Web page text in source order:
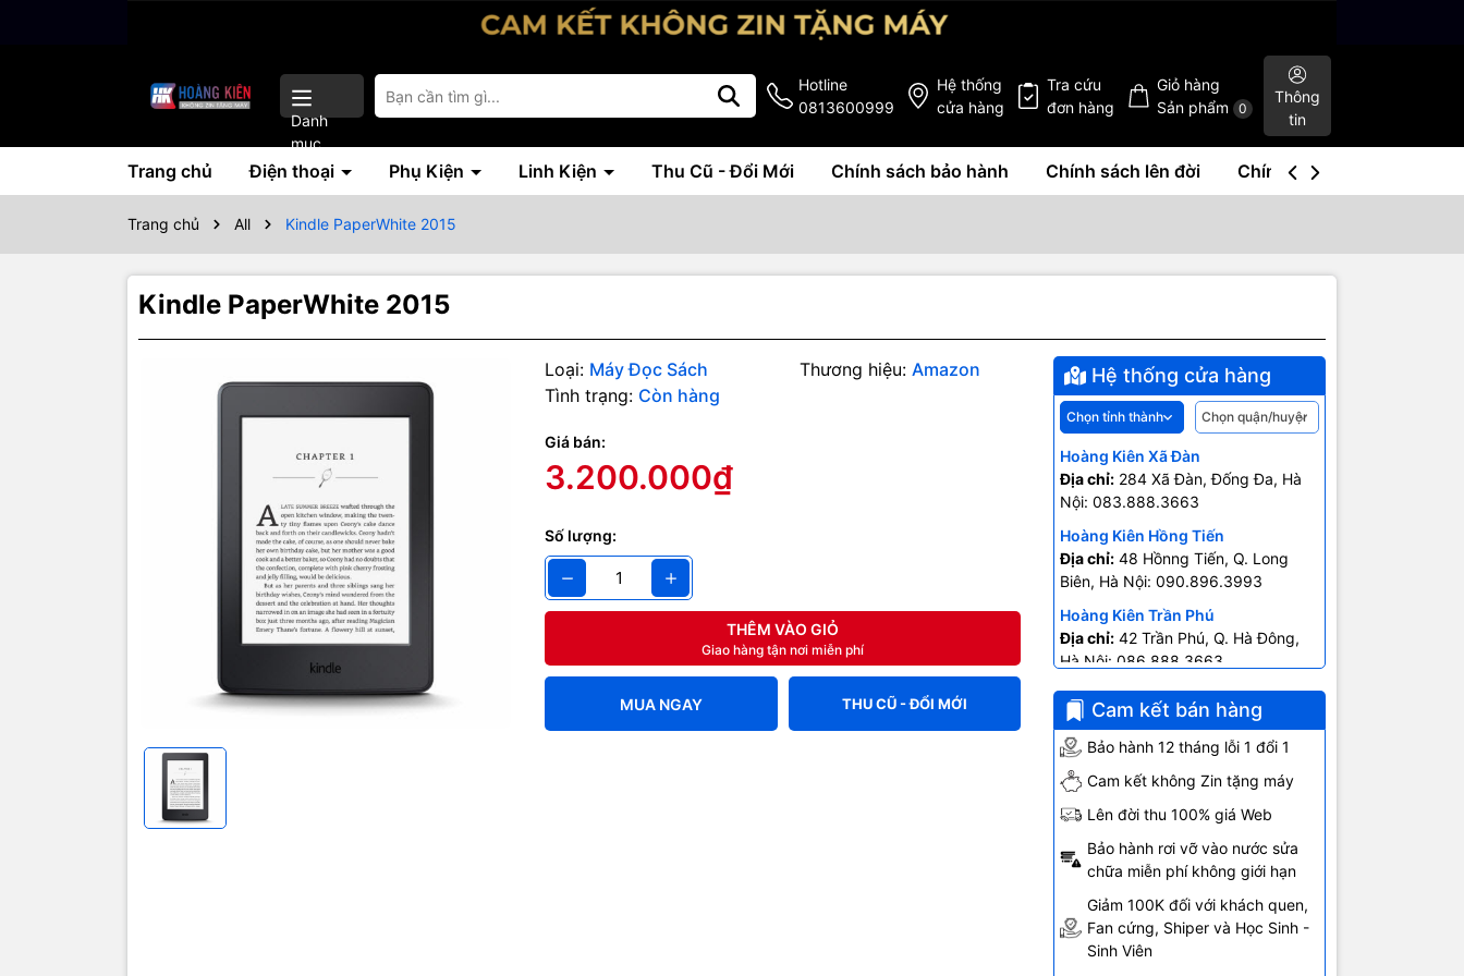
Danh
mục
Hotline
0813600999
Hệ thống
cửa hàng
Tra cứu
đơn hàng
Giỏ hàng
Sản phẩm
0
Thông
tin
Trang chủ Điện thoại Phụ Kiện Linh Kiện Thu Cũ - Đổi Mới Chính sách bảo hành Chính sách lên đời Chính sách mua lại
Trang chủ All Kindle PaperWhite 2015
Kindle PaperWhite 2015
Loại: Máy Đọc Sách Thương hiệu: Amazon
Tình trạng: Còn hàng
Giá bán:
3.200.000₫
Số lượng:
THÊM VÀO GIỎ
Giao hàng tận nơi miễn phí
MUA NGAY THU CŨ - ĐỔI MỚI
Hệ thống cửa hàng
Hoàng Kiên Xã Đàn
Địa chỉ:284 Xã Đàn, Đống Đa, Hà
Nội: 083.888.3663
Hoàng Kiên Hồng Tiến
Địa chỉ:48 Hồnng Tiến, Q. Long
Biên, Hà Nội: 090.896.3993
Hoàng Kiên Trần Phú
Địa chỉ:42 Trần Phú, Q. Hà Đông,
Hà Nội: 086.888.3663
Hoàng Kiên Ngô Gia Tự
Địa chỉ:403 Ngô Gia Tự- P.2, Q.10
Hồ Chí Minh: 0707.678.707
Cam kết bán hàng
Bảo hành 12 tháng lỗi 1 đổi 1
Cam kết không Zin tặng máy
Lên đời thu 100% giá Web
Bảo hành rơi vỡ vào nước sửa
chữa miễn phí không giới hạn
Giảm 100K đối với khách quen,
Fan cứng, Shiper và Học Sinh -
Sinh Viên
Máy đọc sách
Paperwhite 2015
BẢO HÀNH 12 THÁNG 1 ĐỔI 1 - HỖ TRỢ CÀI ĐẶT SẢN PHẨM TRỌN ĐỜI